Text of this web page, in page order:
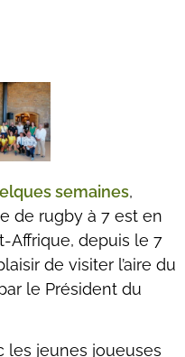
semaines,
de rugby à 7 est en
Affrique, depuis le 7
de visiter l’aire du
le Président du
les jeunes joueuses